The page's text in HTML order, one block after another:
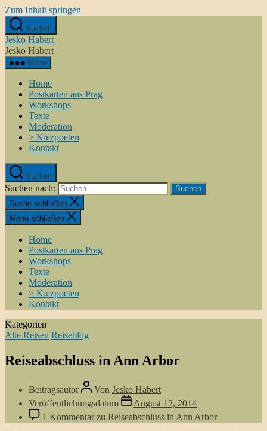
Zum Inhalt springen
Suchen
Jesko Habert
Jesko Habert
Menü
Home
Postkarten aus Prag
Workshops
Texte
Moderation
> Kiezpoeten
Kontakt
Suchen
Suchen nach:
Suche schließen
Menü schließen
Home
Postkarten aus Prag
Workshops
Texte
Moderation
> Kiezpoeten
Kontakt
Kategorien
Alte Reisen Reiseblog
Reiseabschluss in Ann Arbor
Beitragsautor Von Jesko Habert
Veröffentlichungsdatum
August 12, 2014
1 Kommentarzu Reiseabschluss in Ann Arbor